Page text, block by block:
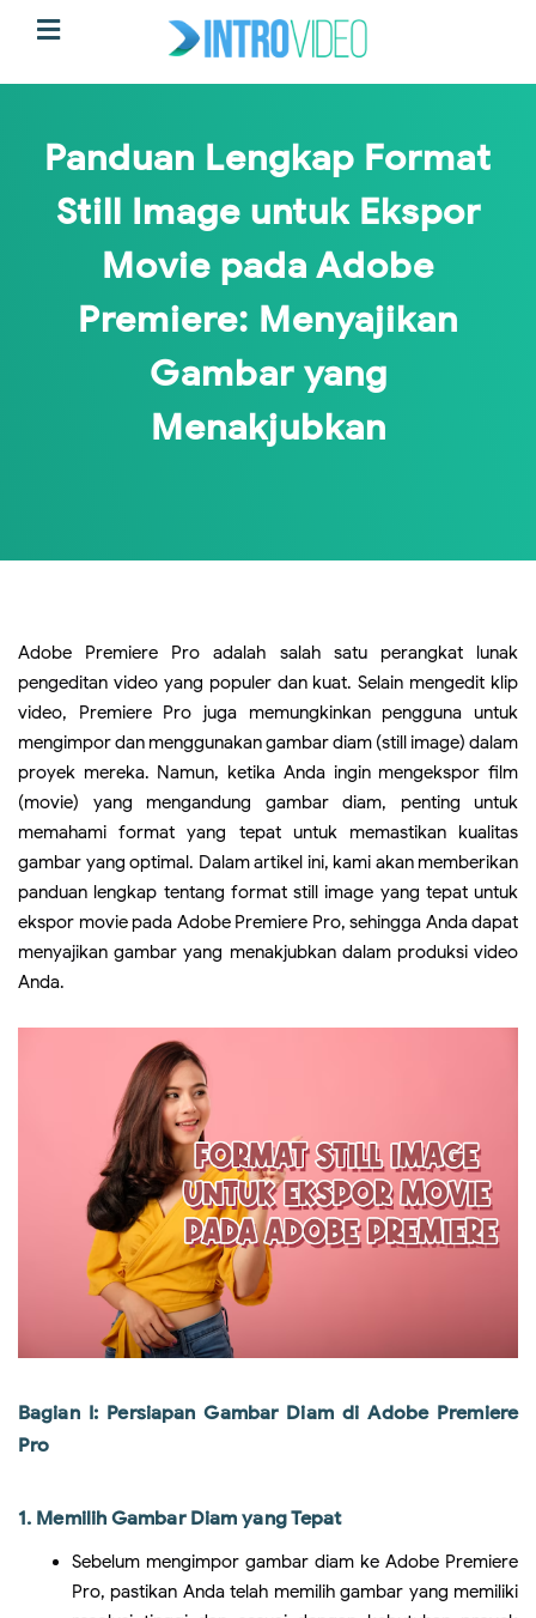
Panduan Lengkap Format
Still Image untuk Ekspor
Movie pada Adobe
Premiere: Menyajikan
Gambar yang
Menakjubkan
Adobe Premiere Pro adalah salah satu perangkat lunak
pengeditan video yang populer dan kuat. Selain mengedit klip
video, Premiere Pro juga memungkinkan pengguna untuk
mengimpor dan menggunakan gambar diam (still image) dalam
proyek mereka. Namun, ketika Anda ingin mengekspor film
(movie) yang mengandung gambar diam, penting untuk
memahami format yang tepat untuk memastikan kualitas
gambar yang optimal. Dalam artikel ini, kami akan memberikan
panduan lengkap tentang format still image yang tepat untuk
ekspor movie pada Adobe Premiere Pro, sehingga Anda dapat
menyajikan gambar yang menakjubkan dalam produksi video
Anda.
Bagian I: Persiapan Gambar Diam di Adobe Premiere
Pro
1. Memilih Gambar Diam yang Tepat
Sebelum mengimpor gambar diam ke Adobe Premiere
Pro, pastikan Anda telah memilih gambar yang memiliki